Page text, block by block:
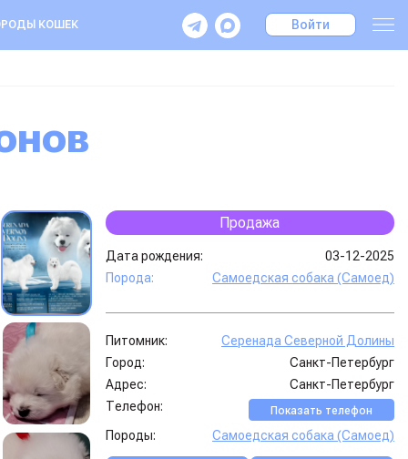
КОШЕК Войти
Продажа
Дата рождения:
03-12-2025
Порода:
Самоедская собака (Самоед)
Питомник:
Серенада Северной Долины
Город:
Санкт-Петербург
Адрес:
Санкт-Петербург
Телефон:
Показать телефон
Породы: Самоедская собака (Самоед)